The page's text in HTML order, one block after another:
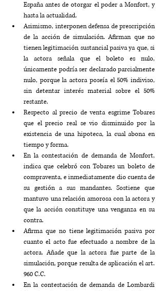
España antes de otorgar el poder a Monfort, y
hasta la actualidad.
Asimismo, interponen defensa de prescripción
de la acción de simulación. Afirman que no
tienen legitimación sustancial pasiva ya que, si
la actora señala que el boleto es nulo,
únicamente podría ser declarado parcialmente
nulo, porque la actora poseía el 50% indiviso,
sin detentar interés material sobre el 50%
restante.
Respecto al precio de venta esgrime Tobares
que el precio real se vio disminuido por la
existencia de una hipoteca, la cual abona en
tiempo y forma.
En la contestación de demanda de Monfort,
indica que celebró con Tobares un boleto de
compraventa, e inmediatamente dio cuenta de
su gestión a sus mandantes. Sostiene que
mantuvo una relación amorosa con la actora y
que la acción constituye una venganza en su
contra.
Afirma que no tiene legitimación pasiva por
cuanto el acto fue efectuado a nombre de la
actora. Añade que la actora fue parte de la
simulación, porque resulta de aplicación el art.
960 C.C.
En la contestación de demanda de Lombardi